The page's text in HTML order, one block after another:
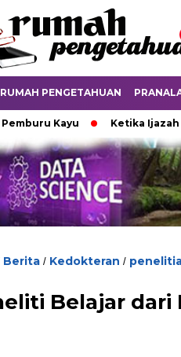
PENGETAHUAN
Kayu Ketika Ijazah
Berita / Kedokteran /
Belajar